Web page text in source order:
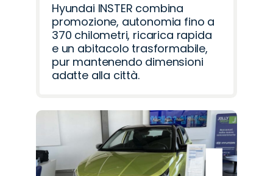
Hyundai INSTER combina
promozione, autonomia fino a
370 chilometri, ricarica rapida
e un abitacolo trasformabile,
pur mantenendo dimensioni
adatte alla città.